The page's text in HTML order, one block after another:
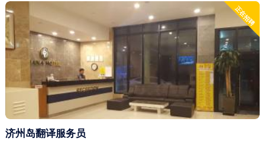
一次性领取。 合同签证 合同期限：3 年，期满后根据双方意愿可以续签 签证类
型：E-7 报名、面试及收费 面试地点：沈阳，外省申请人员可以提供做菜 正在招聘
济州岛翻译服务员